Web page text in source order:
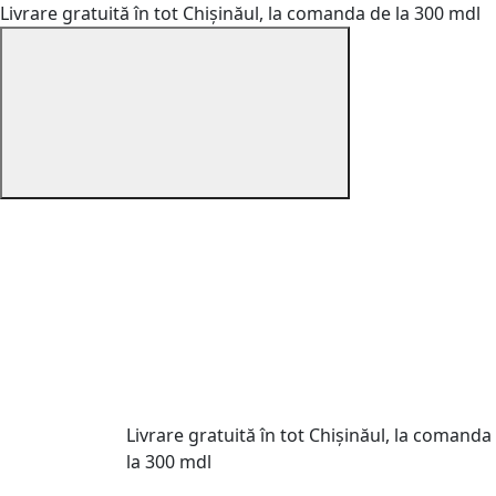
Livrare gratuită în tot Chișinăul, la comanda de la 300 mdl
Livrare gratuită în tot Chișinăul, la comanda
la 300 mdl